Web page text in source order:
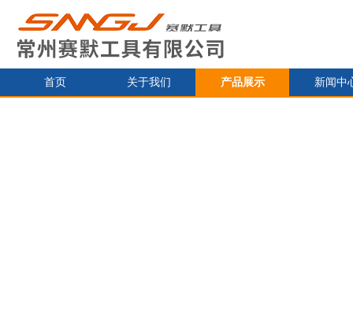
首页 关于我们 产品展示 新闻中